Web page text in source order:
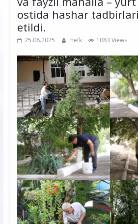
ostida hashar
etildi.
25.08.2025 hetk 1083 Views